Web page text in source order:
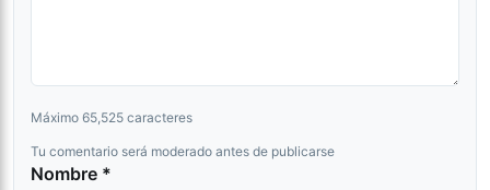
Máximo 65,525 caracteres
Tu comentario será moderado antes de publicarse
Nombre *